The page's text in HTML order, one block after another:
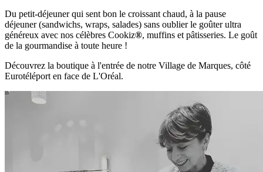
Du petit-déjeuner qui sent bon le croissant chaud, à la pause
déjeuner (sandwichs, wraps, salades) sans oublier le goûter ultra
généreux avec nos célèbres Cookiz®, muffins et pâtisseries. Le goût
de la gourmandise à toute heure !
Découvrez la boutique à l'entrée de notre Village de Marques, côté
Eurotéléport en face de L'Oréal.